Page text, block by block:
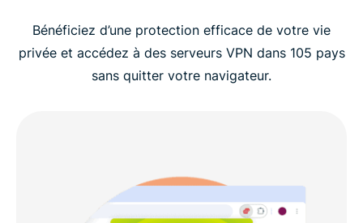
Bénéficiez d’une protection efficace de votre vie
privée et accédez à des serveurs VPN dans 105 pays
sans quitter votre navigateur.